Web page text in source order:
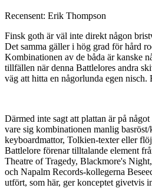
Recensent: Erik Thompson
Finsk goth är väl inte direkt någon
Det samma gäller i hög grad för hård
Kombinationen av de båda är kanske
tillfällen när denna Battlelores andra
väg att hitta en någorlunda egen nisch.
Därmed inte sagt att plattan är på
vare sig kombinationen manlig
keyboardmattor, Tolkien-texter eller
Battlelore förenar tilltalande element
Theatre of Tragedy, Blackmore's
och Napalm Records-kollegerna
utfört, som här, ger konceptet givetvis